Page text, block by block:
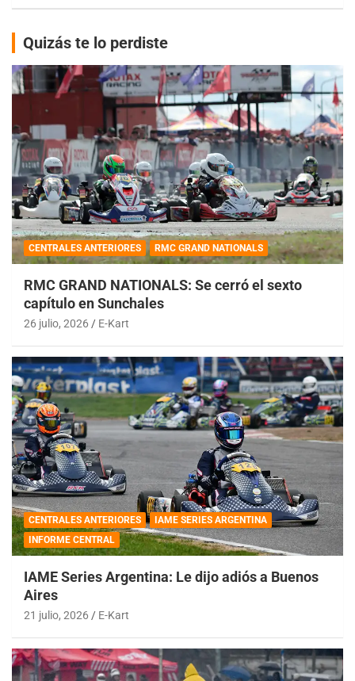
Quizás te lo perdiste
CENTRALES ANTERIORES RMC GRAND NATIONALS
RMC GRAND NATIONALS: Se cerró el sexto
capítulo en Sunchales
26 julio, 2026 E-Kart
CENTRALES ANTERIORES
IAME SERIES ARGENTINA
INFORME CENTRAL
IAME Series Argentina: Le dijo adiós a Buenos
Aires
21 julio, 2026 E-Kart